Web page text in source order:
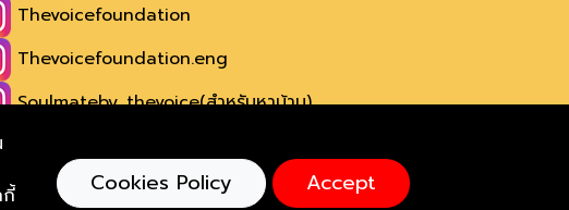
Thevoicefoundation
Thevoicefoundation.eng
Soulmateby_thevoice(สำหรับหาบ้าน)
Thevoicefoundation.org
กี้
Cookies Policy Accept